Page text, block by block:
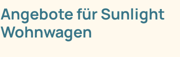
Angebote für Sunlight
Wohnwagen